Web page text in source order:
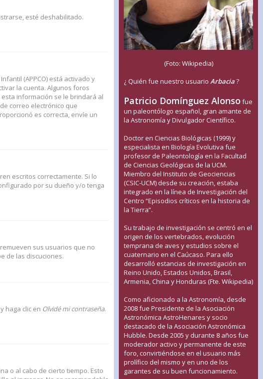
esté deshabilitado.
(APPCO) está activado y
la cuenta. Algunos foros
información se le brindará al
correo electrónico que
es correcta, envíe un
escritos correctamente. Si lo
por su dueño y/o tenga
sus usuarios que no
de las discuciones.
haga clic en Olvidé mi contraseña.
o al cabo de cierto tiempo. Esto
(Foto: Wikipedia)
¿ Quién fue nuestro usuario Arbacia?
Patricio Domínguez Alonso fue
un paleontólogo español, gran amante de
la Astronomía y Divulgador Científico.
Doctor en Ciencias Biológicas (1999) y
especialista en Biología Evolutiva fue
profesor de Paleontología en la Facultad
de Ciencias Geológicas de la UCM.
Miembro del Instituto de Geociencias
(CSIC-UCM) desde su creación, estaba
integrado en la línea de Investigación del
Centro “Episodios críticos en la historia de
la Tierra”.
Su trabajo de investigación se centró en el
origen de los vertebrados, evolución
temprana de aves y estudios sobre el
cuaternario en el Caúcaso. Para ello
desarrolló estancias de investigación en
Reino Unido, Estados Unidos, Brasil,
Armenia, China y Honduras (Fte. Wikipedia)
Como aficionado a la Astronomía, desde
2008 fue Presidente de la Asociación
Astronómica AstroHenares y socio
destacado de la Asociación Astronómica
Hubble. Desde 2005 y durante 8 años fue
moderador activo y permanente de este
foro, convirtiéndose en el usuario más
prolífico del mismo y en uno de los
garantes de su buen funcionamiento.